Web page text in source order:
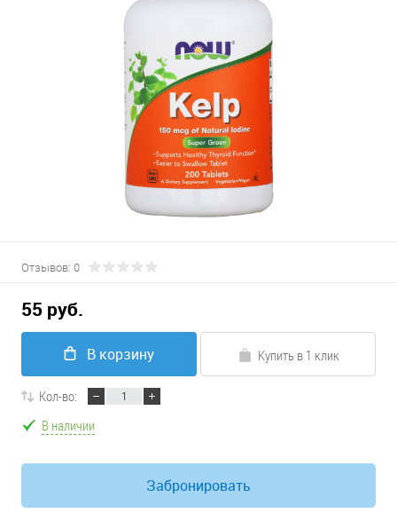
Отзывов: 0
55 руб.
В корзину Купить в 1 клик
Кол-во:
В наличии
Забронировать